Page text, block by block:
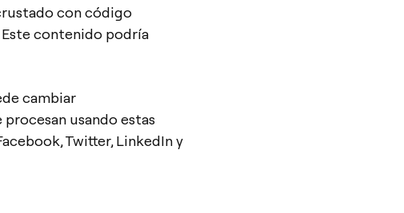
con código
Este contenido podría
cambiar
usando estas
Twitter, LinkedIn y